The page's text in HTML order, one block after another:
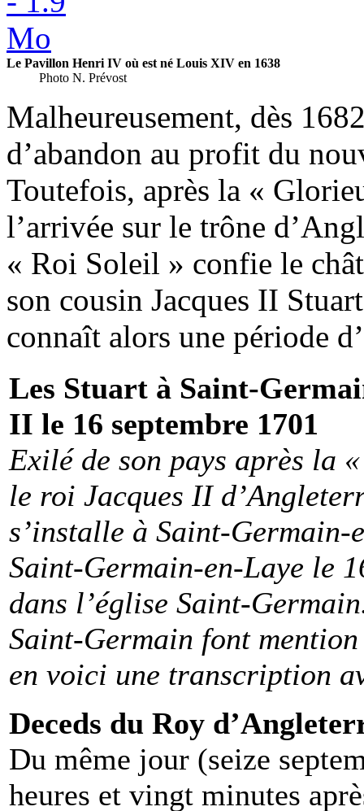
Le Pavillon Henri IV où est né Louis XIV en 1638
Photo N. Prévost
Malheureusement, dès
d’abandon au profit du
Toutefois, après la «
l’arrivée sur le trône
« Roi Soleil » confie le
son cousin Jacques II
connaît alors une période
Les Stuart à Saint-
II le 16 septembre 1701
Exilé de son pays après la
le roi Jacques II
s’installe à Saint-
Saint-Germain-en-Laye le
dans l’église Saint-
Saint-Germain font mention
en voici une transcription
Deceds du Roy
Du même jour (seize
heures et vingt minutes